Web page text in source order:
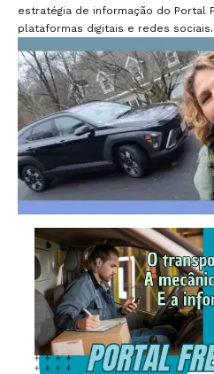
estratégia de informação do Portal
plataformas digitais e redes sociais.